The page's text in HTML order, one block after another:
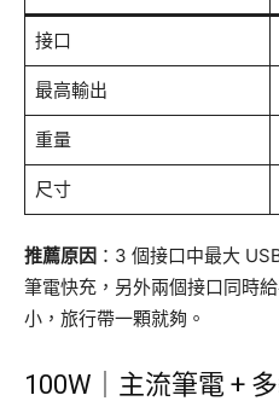
接口
最高輸出
重量
尺寸
推薦原因 ：3 個接口中最大
筆電快充，另外兩個接口同時
小，旅行帶一顆就夠。
100W｜主流筆電 +